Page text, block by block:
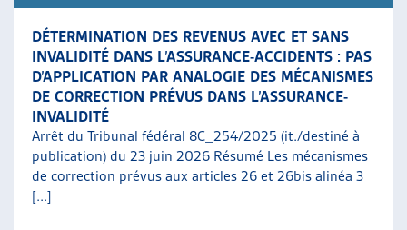
DÉTERMINATION DES REVENUS AVEC ET SANS
INVALIDITÉ DANS L’ASSURANCE-ACCIDENTS : PAS
D’APPLICATION PAR ANALOGIE DES MÉCANISMES
DE CORRECTION PRÉVUS DANS L’ASSURANCE-
INVALIDITÉ
Arrêt du Tribunal fédéral 8C_254/2025 (it./destiné à
publication) du 23 juin 2026 Résumé Les mécanismes
de correction prévus aux articles 26 et 26bis alinéa 3
[...]